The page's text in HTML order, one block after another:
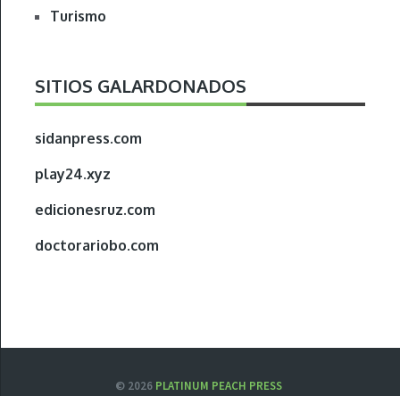
Turismo
SITIOS GALARDONADOS
sidanpress.com
play24.xyz
edicionesruz.com
doctorariobo.com
© 2026 PLATINUM PEACH PRESS